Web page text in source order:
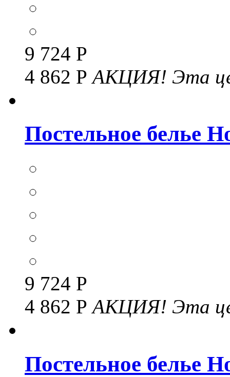
9 724 Р
4 862 Р АКЦИЯ! Эта
Постельное белье
9 724 Р
4 862 РАКЦИЯ! Эта
Постельное белье